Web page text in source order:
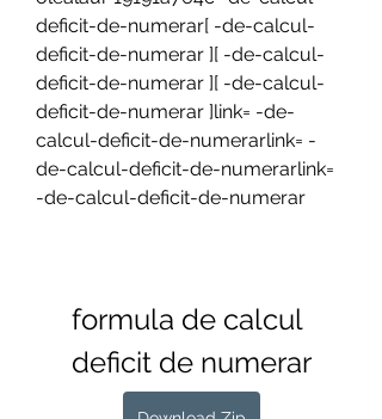
deficit-de-numerar[ -de-calcul-
deficit-de-numerar ][ -de-calcul-
deficit-de-numerar ][ -de-calcul-
deficit-de-numerar ]link= -de-
calcul-deficit-de-numerarlink= -
de-calcul-deficit-de-numerarlink=
-de-calcul-deficit-de-numerar
formula de calcul
deficit de numerar